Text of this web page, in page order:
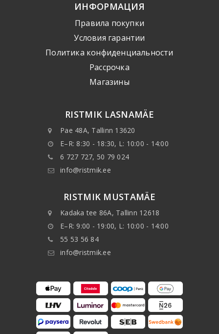
ИНФОРМАЦИЯ
Правила покупки
Условия гарантии
Политика конфиденциальности
Рассрочка
Mагазины
RISTMIK LASNAMÄE
Pae 48A, Tallinn 13620
E–R: 8:30 - 18:30, L: 10:00 - 14:00
6 727 727, 50 79 024
info@ristmik.ee
RISTMIK MUSTAMÄE
Kadaka tee 86A, Tallinn 12618
E–R: 9:00 - 19:00, L: 10:00 - 14:00
55 53 56 84
info@ristmik.ee